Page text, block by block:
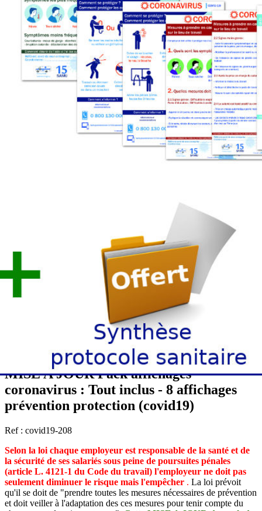
MISE A JOUR Pack affichages
coronavirus : Tout inclus - 8 affichages
prévention protection (covid19)
Ref : covid19-208
Selon la loi chaque employeur est responsable de la santé et de
la sécurité de ses salariés sous peine de poursuites pénales
(article L. 4121-1 du Code du travail) l'employeur ne doit pas
seulement diminuer le risque mais l'empêcher . La loi prévoit
qu'il se doit de "prendre toutes les mesures nécessaires de prévention
et doit veiller à l'adaptation des ces mesures pour tenir compte du